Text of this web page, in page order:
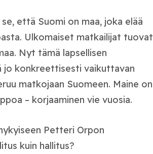
että Suomi on maa, joka elää
Ulkomaiset matkailijat tuovat
Nyt tämä lapsellisen
jo konkreettisesti vaikuttavan
matkojaan Suomeen. Maine on
– korjaaminen vie vuosia.
Petteri Orpon
kuin hallitus?